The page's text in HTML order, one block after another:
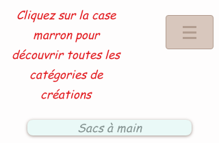
Cliquez sur la case
marron pour
découvrir toutes les
catégories de
créations
Sacs à main